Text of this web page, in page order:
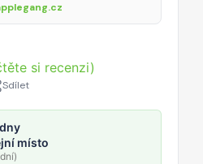
si recenzi)
Sdílet
místo